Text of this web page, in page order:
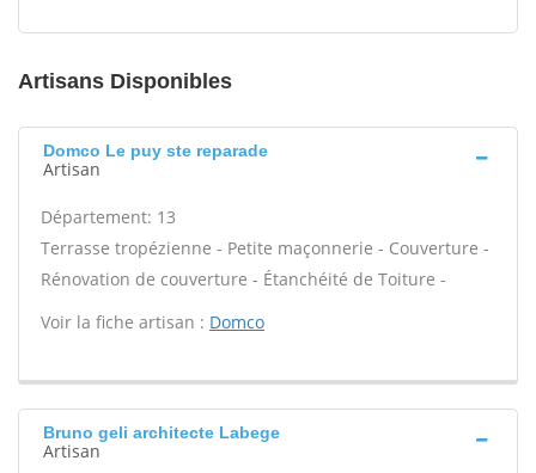
Artisans Disponibles
Domco Le puy ste reparade
Artisan
Département: 13
Terrasse tropézienne - Petite maçonnerie - Couverture -
Rénovation de couverture - Étanchéité de Toiture -
Voir la fiche artisan : Domco
Bruno geli architecte Labege
Artisan